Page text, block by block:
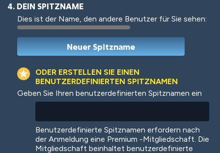
Woof Jungle Cats
Colorful
4. DEIN SPITZNAME
Dies ist der Name, den andere Benutzer für Sie sehen:
ODER ERSTELLEN SIE EINEN
BENUTZERDEFINIERTEN SPITZNAMEN
Geben Sie Ihren benutzerdefinierten Spitznamen ein
Benutzerdefinierte Spitznamen erfordern nach
der Anmeldung eine Premium -Mitgliedschaft. Die
Mitgliedschaft beinhaltet benutzerdefinierte